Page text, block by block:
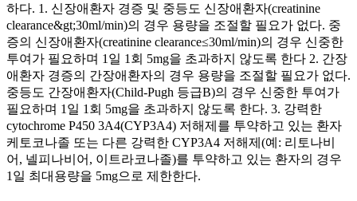
하다. 1. 신장애환자 경증 및 중등도 신장애환자(creatinine
clearance&gt;30ml/min)의 경우 용량을 조절할 필요가 없다. 중
증의 신장애환자(creatinine clearance≤30ml/min)의 경우 신중한
투여가 필요하며 1일 1회 5mg을 초과하지 않도록 한다 2. 간장
애환자 경증의 간장애환자의 경우 용량을 조절할 필요가 없다.
중등도 간장애환자(Child-Pugh 등급B)의 경우 신중한 투여가
필요하며 1일 1회 5mg을 초과하지 않도록 한다. 3. 강력한
cytochrome P450 3A4(CYP3A4) 저해제를 투약하고 있는 환자
케토코나졸 또는 다른 강력한 CYP3A4 저해제(예: 리토나비
어, 넬피나비어, 이트라코나졸)를 투약하고 있는 환자의 경우
1일 최대용량을 5mg으로 제한한다.